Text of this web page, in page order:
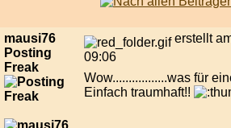
mausi76
Posting
Freak
erstellt
09:06
Wow.................was für
Einfach traumhaft!!